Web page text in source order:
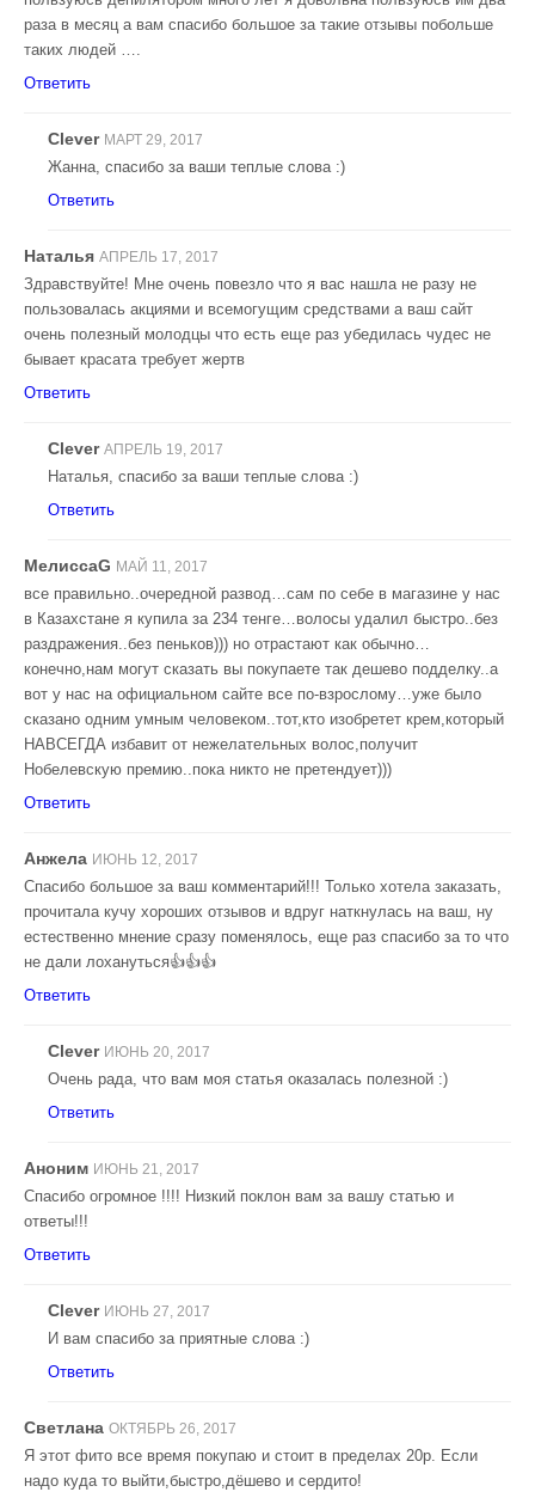
раза в месяц а вам спасибо большое за такие отзывы побольше
таких людей ….
Ответить
Clever МАРТ 29, 2017
Жанна, спасибо за ваши теплые слова :)
Ответить
Наталья АПРЕЛЬ 17, 2017
Здравствуйте! Мне очень повезло что я вас нашла не разу не
пользовалась акциями и всемогущим средствами а ваш сайт
очень полезный молодцы что есть еще раз убедилась чудес не
бывает красата требует жертв
Ответить
Clever АПРЕЛЬ 19, 2017
Наталья, спасибо за ваши теплые слова :)
Ответить
МелиссаG МАЙ 11, 2017
все правильно..очередной развод…сам по себе в магазине у нас
в Казахстане я купила за 234 тенге…волосы удалил быстро..без
раздражения..без пеньков))) но отрастают как обычно…
конечно,нам могут сказать вы покупаете так дешево подделку..а
вот у нас на официальном сайте все по-взрослому…уже было
сказано одним умным человеком..тот,кто изобретет крем,который
НАВСЕГДА избавит от нежелательных волос,получит
Нобелевскую премию..пока никто не претендует)))
Ответить
Анжела ИЮНЬ 12, 2017
Спасибо большое за ваш комментарий!!! Только хотела заказать,
прочитала кучу хороших отзывов и вдруг наткнулась на ваш, ну
естественно мнение сразу поменялось, еще раз спасибо за то что
не дали лохануться👍👍👍
Ответить
Clever ИЮНЬ 20, 2017
Очень рада, что вам моя статья оказалась полезной :)
Ответить
Аноним ИЮНЬ 21, 2017
Спасибо огромное !!!! Низкий поклон вам за вашу статью и
ответы!!!
Ответить
Clever ИЮНЬ 27, 2017
И вам спасибо за приятные слова :)
Ответить
Светлана ОКТЯБРЬ 26, 2017
Я этот фито все время покупаю и стоит в пределах 20р. Если
надо куда то выйти,быстро,дёшево и сердито!